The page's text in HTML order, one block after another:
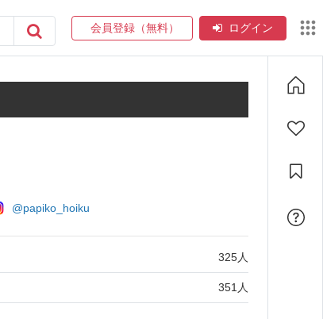
会員登録（無料） ログイン
@papiko_hoiku
325人
351 人